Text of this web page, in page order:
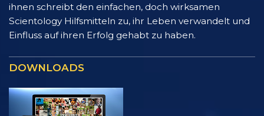
ihnen schreibt den einfachen, doch wirksamen
Scientology Hilfsmitteln zu, ihr Leben verwandelt und
Einfluss auf ihren Erfolg gehabt zu haben.
DOWNLOADS